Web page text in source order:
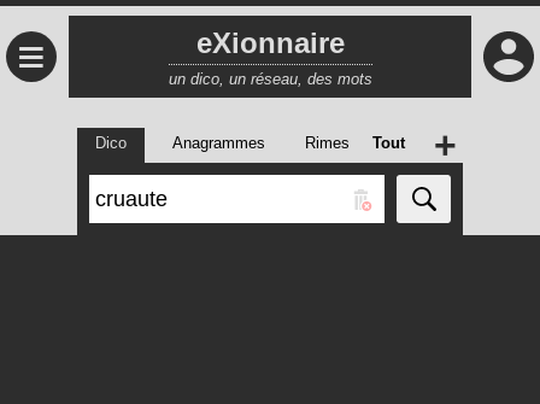
≡ eXionnaire
un dico, un réseau, des mots
Dico Anagrammes Rimes Tout +